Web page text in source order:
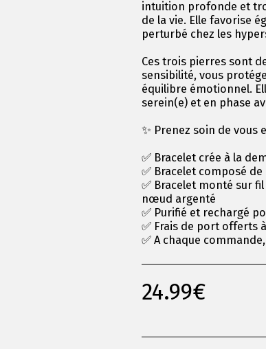
intuition profonde et
de la vie. Elle favorise
perturbé chez les
Ces trois pierres sont
sensibilité, vous
équilibre émotionnel.
serein(e) et en phase
✨ Prenez soin de vous
✅ Bracelet crée à la
✅ Bracelet composé
✅ Bracelet monté sur
nœud argenté
✅ Purifié et rechargé
✅ Frais de port offerts
✅ A chaque
24.99€